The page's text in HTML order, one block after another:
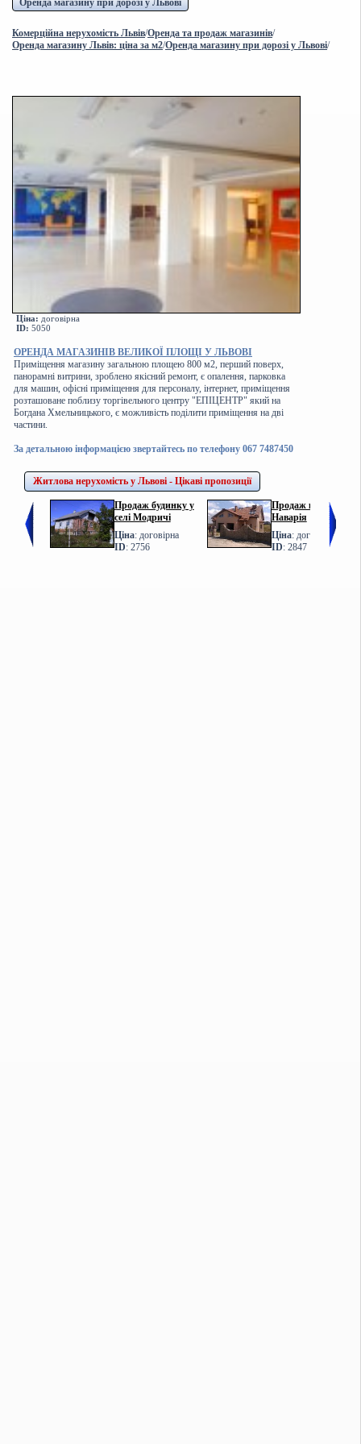
Оренда магазину при дорозі у Львові
Комерційна нерухомість Львів/Оренда та продаж магазинів/
Оренда магазину Львів: ціна за м2/Оренда магазину при дорозі у Львові/
Ціна: договірна
ID: 5050
ОРЕНДА МАГАЗИНІВ ВЕЛИКОЇ ПЛОЩІ У ЛЬВОВІ
Приміщення магазину загальною площею 800 м2, перший поверх,
панорамні витрини, зроблено якісний ремонт, є опалення, парковка
для машин, офісні приміщення для персоналу, інтернет, приміщення
розташоване поблизу торгівельного центру "ЕПІЦЕНТР" який на
Богдана Хмельницького, є можливість поділити приміщення на дві
частини.
За детальною інформацією звертайтесь по телефону 067 7487450
Житлова нерухомість у Львові - Цікаві пропозиції
Продаж будинку у
селі Модричі
Ціна: договірна
ID: 2756
Продаж котеджу у с.
Наварія
Ціна: договірна
ID: 2847